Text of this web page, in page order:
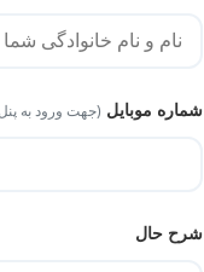
شماره موبایل (جهت ورود به
شرح حال